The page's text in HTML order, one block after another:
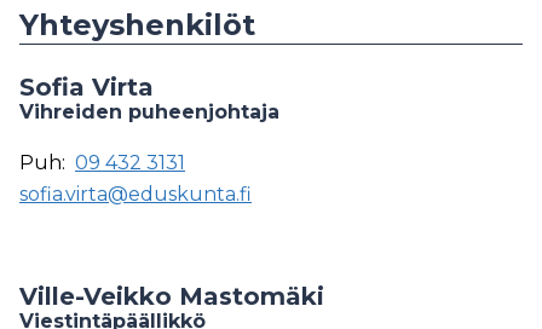
Yhteyshenkilöt
Sofia Virta
Vihreiden puheenjohtaja
Puh: 09 432 3131
sofia.virta@eduskunta.fi
Ville-Veikko Mastomäki
Viestintäpäällikkö